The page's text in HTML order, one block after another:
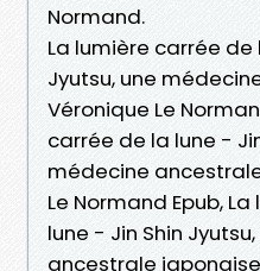
Normand.
La lumière carrée de
Jyutsu, une
Véronique Le
carrée de la lune -
médecine
Le Normand Epub,
lune - Jin Shin
ancestrale